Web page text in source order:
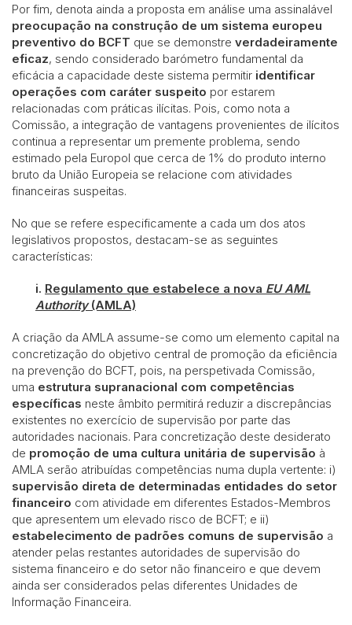
Por fim, denota ainda a proposta em análise uma assinalável
preocupação na construção de um sistema europeu
preventivo do BCFT que se demonstre verdadeiramente
eficaz, sendo considerado barómetro fundamental da
eficácia a capacidade deste sistema permitir identificar
operações com caráter suspeito por estarem
relacionadas com práticas ilícitas. Pois, como nota a
Comissão, a integração de vantagens provenientes de ilícitos
continua a representar um premente problema, sendo
estimado pela Europol que cerca de 1% do produto interno
bruto da União Europeia se relacione com atividades
financeiras suspeitas.
No que se refere especificamente a cada um dos atos
legislativos propostos, destacam-se as seguintes
características:
i. Regulamento que estabelece a nova EU AML
Authority(AMLA)
A criação da AMLA assume-se como um elemento capital na
concretização do objetivo central de promoção da eficiência
na prevenção do BCFT, pois, na perspetivada Comissão,
uma estrutura supranacional com competências
específicas neste âmbito permitirá reduzir a discrepâncias
existentes no exercício de supervisão por parte das
autoridades nacionais. Para concretização deste desiderato
de promoção de uma cultura unitária de supervisão à
AMLA serão atribuídas competências numa dupla vertente: i)
supervisão direta de determinadas entidades do setor
financeiro com atividade em diferentes Estados-Membros
que apresentem um elevado risco de BCFT; e ii)
estabelecimento de padrões comuns de supervisão a
atender pelas restantes autoridades de supervisão do
sistema financeiro e do setor não financeiro e que devem
ainda ser considerados pelas diferentes Unidades de
Informação Financeira.